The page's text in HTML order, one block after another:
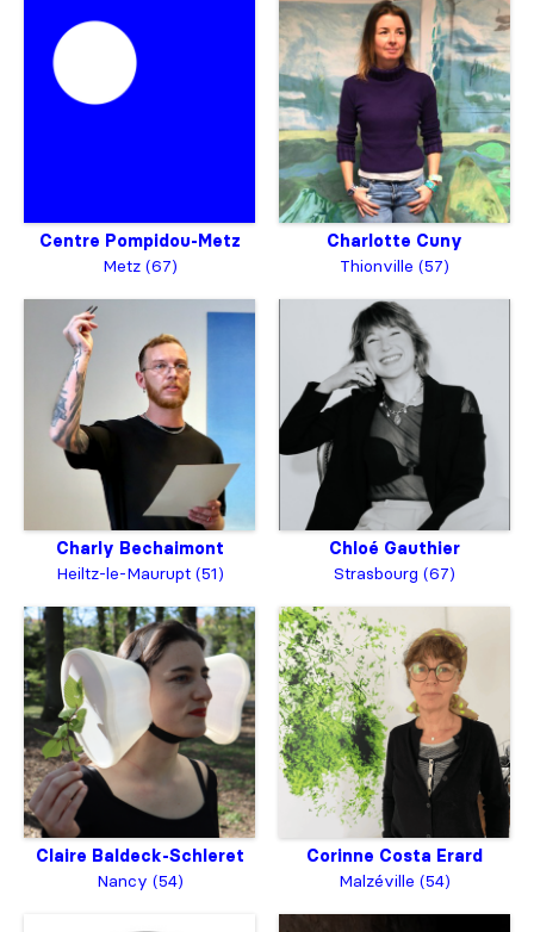
Centre Pompidou-Metz
Metz (67)
Charlotte Cuny
Thionville (57)
Charly Bechaimont
Heiltz-le-Maurupt (51)
Chloé Gauthier
Strasbourg (67)
Claire Baldeck-Schleret
Nancy (54)
Corinne Costa Erard
Malzéville (54)